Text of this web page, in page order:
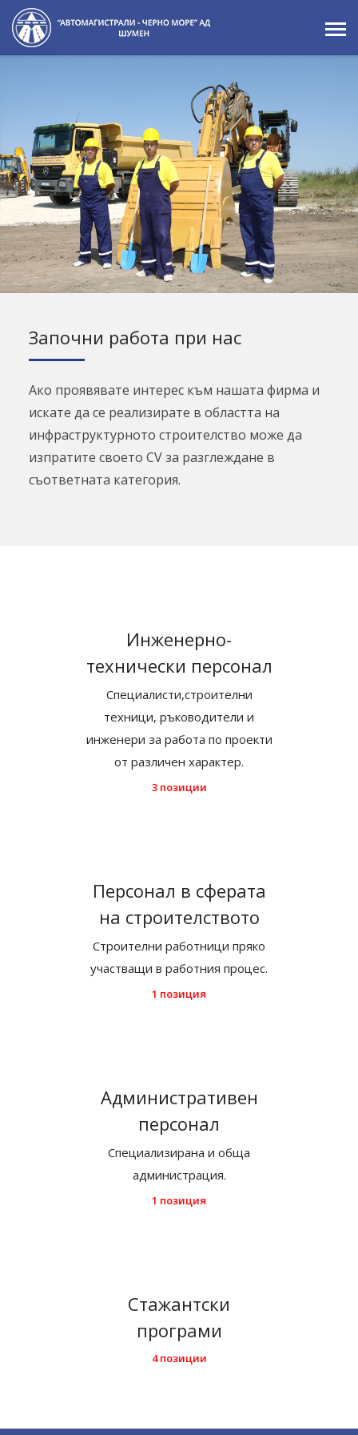
Започни работа при нас
Ако проявявате интерес към нашата фирма и
искате да се реализирате в областта на
инфраструктурното строителство може да
изпратите своето CV за разглеждане в
съответната категория.
Инженерно-
технически персонал
Специалисти,строителни
техници, ръководители и
инженери за работа по проекти
от различен характер.
3 позиции
Персонал в сферата
на строителството
Строителни работници пряко
участващи в работния процес.
1 позиция
Административен
персонал
Специализирана и обща
администрация.
1 позиция
Стажантски
програми
4 позиции